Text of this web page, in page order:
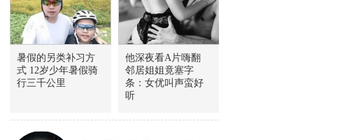
暑假的另类补习方
式 12岁少年暑假骑
行三千公里
他深夜看A片嗨翻
邻居姐姐竟塞字
条：女优叫声蛮好
听